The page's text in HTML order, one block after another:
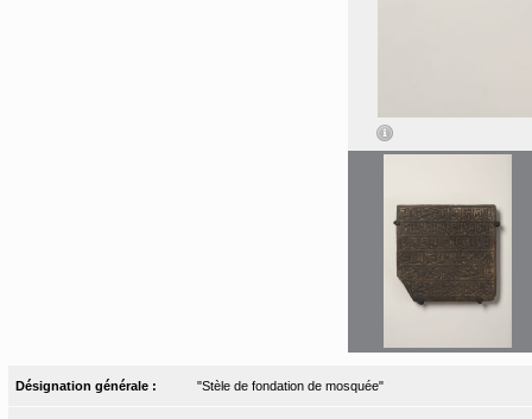
Désignation générale : "Stèle de fondation de mosquée"